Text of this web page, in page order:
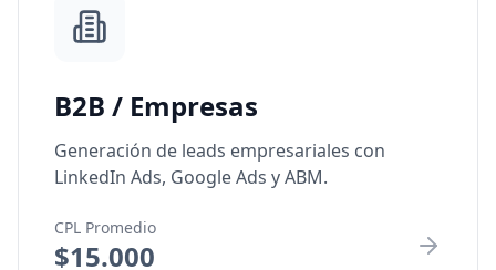
B2B / Empresas
Generación de leads empresariales con
LinkedIn Ads, Google Ads y ABM.
CPL Promedio
$15.000